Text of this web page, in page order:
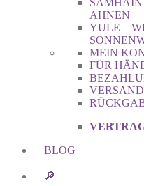
SAMHAIN
AHNEN
YULE –
MEIN
FÜR
VERSAND
BLOG
🔎︎